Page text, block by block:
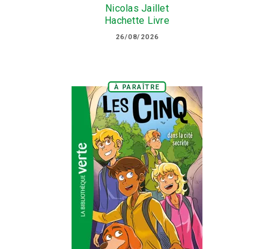
Nicolas Jaillet
Hachette Livre
26/08/2026
À PARAÎTRE